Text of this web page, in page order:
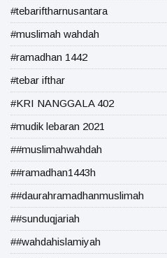
#tebariftharnusantara
#muslimah wahdah
#ramadhan 1442
#tebar ifthar
#KRI NANGGALA 402
#mudik lebaran 2021
##muslimahwahdah
##ramadhan1443h
##daurahramadhanmuslimah
##sunduqjariah
##wahdahislamiyah